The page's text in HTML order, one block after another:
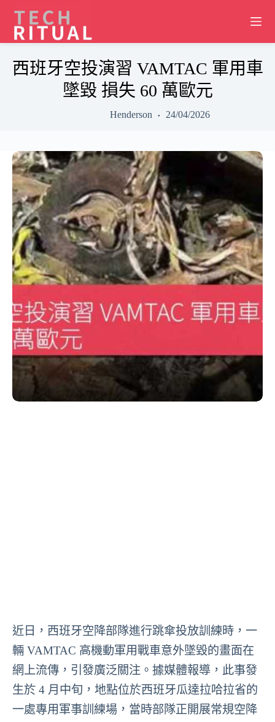
content
西班牙空投演習 VAMTAC 軍用車
墜毀 損失 60 萬歐元
Henderson 24/04/2026
近日，西班牙空降部隊進行跳傘投放訓練時，一
輛 VAMTAC 高機動軍用戰車意外墜毀的畫面在
網上流傳，引發廣泛關注。據媒體報導，此事發
生於 4 月中旬，地點位於西班牙瓜達拉哈拉省的
一處專用軍事訓練場，當時部隊正開展常規空降